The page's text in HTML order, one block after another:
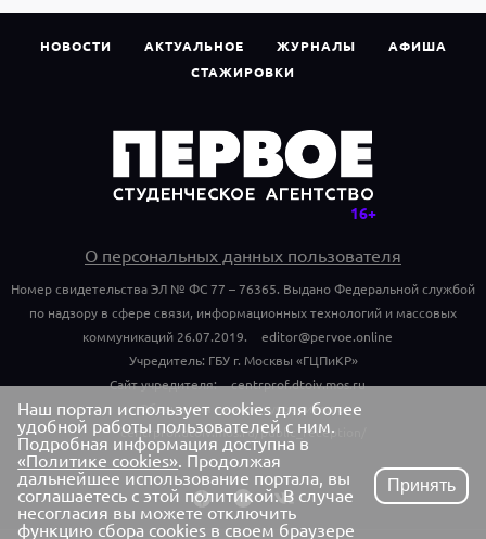
НОВОСТИ АКТУАЛЬНОЕ ЖУРНАЛЫ
АФИША
СТАЖИРОВКИ
О персональных данных пользователя
Номер свидетельства ЭЛ № ФС 77 – 76365. Выдано Федеральной службой
по надзору в сфере связи, информационных технологий и массовых
коммуникаций 26.07.2019.
editor@pervoe.online
Учредитель: ГБУ г. Москвы «ГЦПиКР»
Сайт учредителя:
centrprof.dtoiv.mos.ru
Обращения граждан учредителю:
centrprof.dtoiv.mos.ru/public_reception/
Наш портал использует cookies для более
удобной работы пользователей с ним.
Подробная информация доступна в
«Политике cookies». Продолжая
дальнейшее использование портала, вы
соглашаетесь с этой политикой. В случае
несогласия вы можете отключить
функцию сбора cookies в своем браузере
Принять